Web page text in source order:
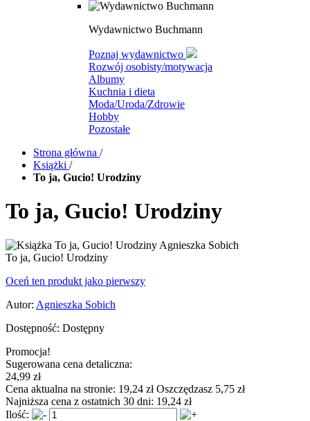
Wydawnictwo Buchmann
Poznaj wydawnictwo
Rozwój osobisty/motywacja
Albumy
Kuchnia i dieta
Moda/Uroda/Zdrowie
Hobby
Pozostałe
Strona główna /
Książki /
To ja, Gucio! Urodziny
To ja, Gucio! Urodziny
To ja, Gucio! Urodziny
Oceń ten produkt jako pierwszy
Autor: Agnieszka Sobich
Dostępność: Dostępny
Promocja!
Sugerowana cena detaliczna:
24,99 zł
Cena aktualna na stronie: 19,24 złOszczędzasz 5,75 zł
Najniższa cena z ostatnich 30 dni: 19,24 zł
Ilość: